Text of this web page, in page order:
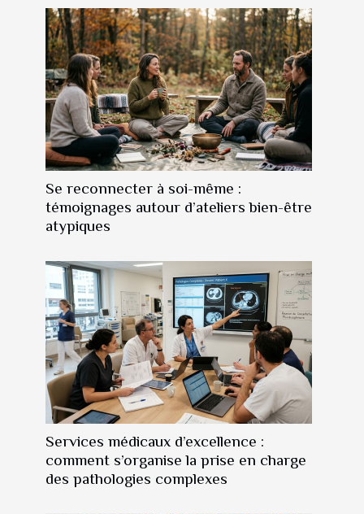
Se reconnecter à soi-même :
témoignages autour d’ateliers bien-être
atypiques
Services médicaux d’excellence :
comment s’organise la prise en charge
des pathologies complexes